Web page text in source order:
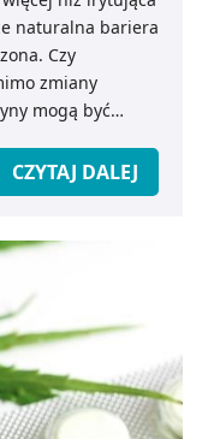
naturalna bariera
Czy
zmiany
mogą być
tarczycy czy
Dowiedz się,
to za mało i
Twojej skórze
i sprawdź,
CZYTAJ DALEJ